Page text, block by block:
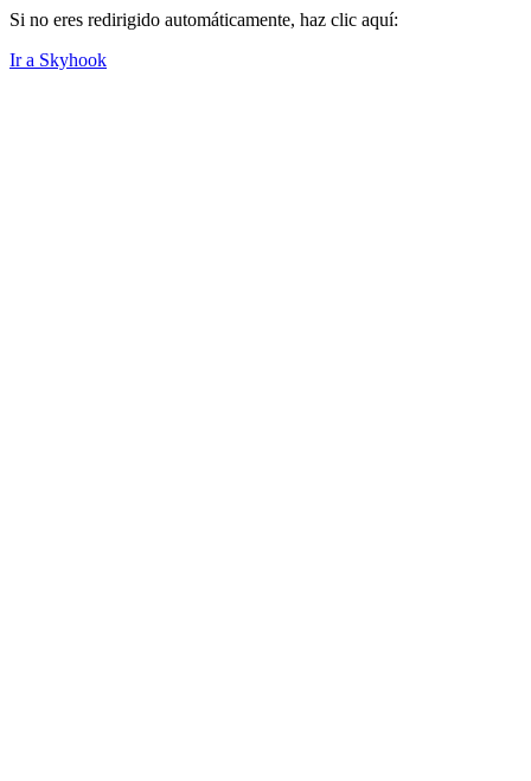
Si no eres redirigido automáticamente, haz clic aquí:
Ir a Skyhook